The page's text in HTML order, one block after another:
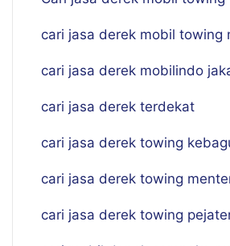
cari jasa derek mobil towing
cari jasa derek mobilindo
cari jasa derek terdekat
cari jasa derek towing
cari jasa derek towing
cari jasa derek towing